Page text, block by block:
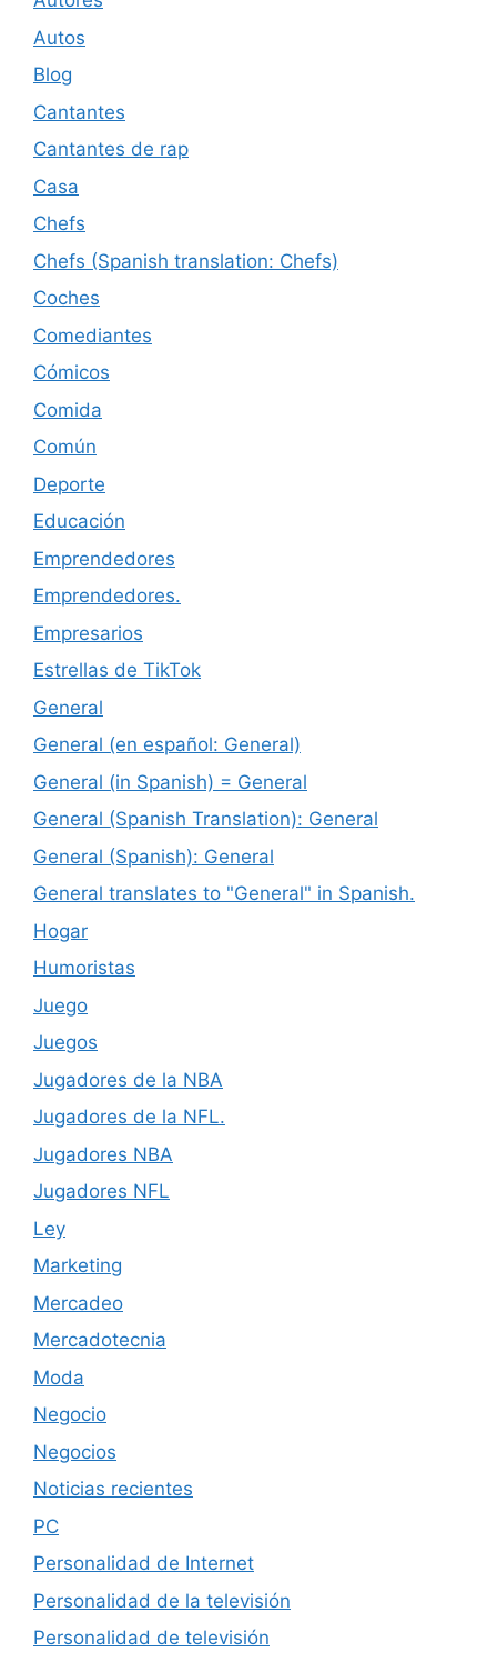
Autos
Blog
Cantantes
Cantantes de rap
Casa
Chefs
Chefs (Spanish translation: Chefs)
Coches
Comediantes
Cómicos
Comida
Común
Deporte
Educación
Emprendedores
Emprendedores.
Empresarios
Estrellas de TikTok
General
General (en español: General)
General (in Spanish) = General
General (Spanish Translation): General
General (Spanish): General
General translates to "General" in Spanish.
Hogar
Humoristas
Juego
Juegos
Jugadores de la NBA
Jugadores de la NFL.
Jugadores NBA
Jugadores NFL
Ley
Marketing
Mercadeo
Mercadotecnia
Moda
Negocio
Negocios
Noticias recientes
PC
Personalidad de Internet
Personalidad de la televisión
Personalidad de televisión